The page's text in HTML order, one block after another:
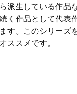
派生している作品
く作品として代表
す。このシリーズ
ススメです。